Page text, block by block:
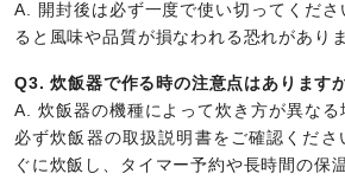
A. 開封後は必ず一度で使い切ってくだ
ると風味や品質が損なわれる恐れがありま
Q3. 炊飯器で作る時の注意点はあります
A. 炊飯器の機種によって炊き方が異なる
必ず炊飯器の取扱説明書をご確認くださ
ぐに炊飯し、タイマー予約や長時間の保